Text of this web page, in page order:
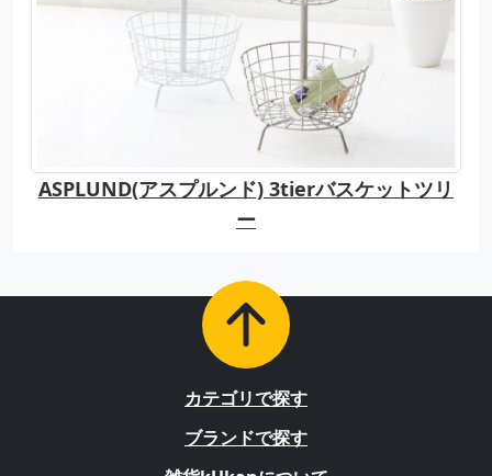
ASPLUND(アスプルンド) 3tierバスケットツリ
ー
カテゴリで探す
ブランドで探す